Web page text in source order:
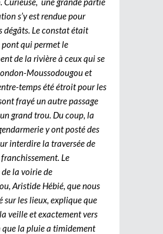
s’y est rendue pour
dégâts. Le constat était
qui permet le
de la rivière à ceux qui se
Moussodougou et
temps été étroit pour les
frayé un autre passage
grand trou. Du coup, la
y ont posté des
interdire la traversée de
franchissement. Le
la voirie de
Aristide Hébié, que nous
sur les lieux, explique que
veille et exactement vers
que la pluie a timidement